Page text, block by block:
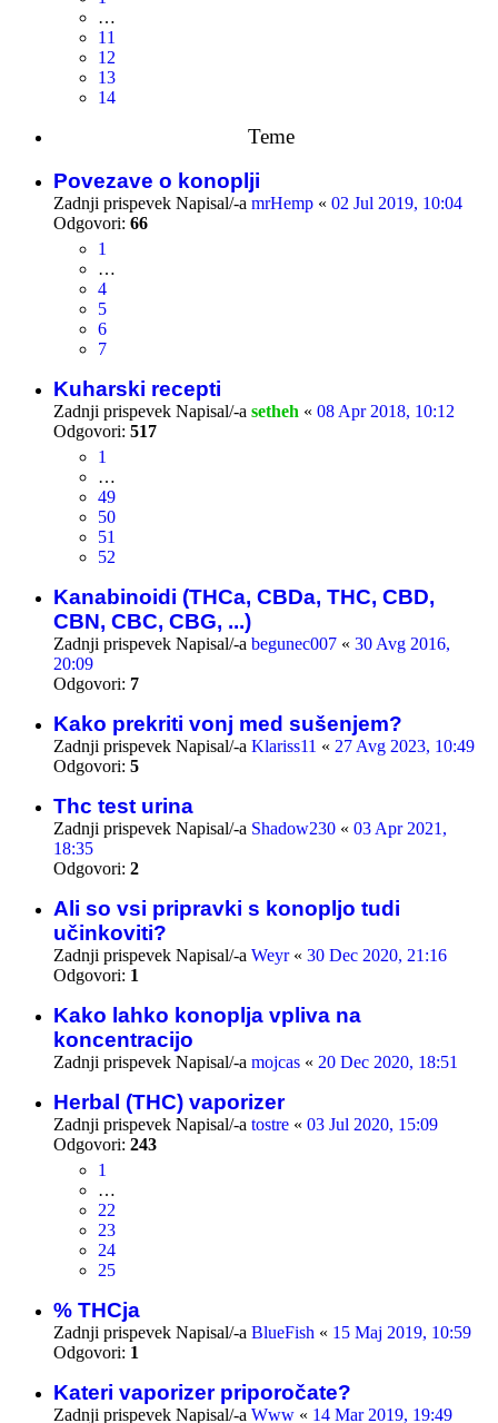
…
11
12
13
14
Teme
Povezave o konoplji
Zadnji prispevek Napisal/-a mrHemp « 02 Jul 2019, 10:04
Odgovori: 66
1
…
4
5
6
7
Kuharski recepti
Zadnji prispevek Napisal/-a setheh « 08 Apr 2018, 10:12
Odgovori: 517
1
…
49
50
51
52
Kanabinoidi (THCa, CBDa, THC, CBD,
CBN, CBC, CBG, ...)
Zadnji prispevek Napisal/-a begunec007 « 30 Avg 2016,
20:09
Odgovori: 7
Kako prekriti vonj med sušenjem?
Zadnji prispevek Napisal/-a Klariss11 « 27 Avg 2023, 10:49
Odgovori: 5
Thc test urina
Zadnji prispevek Napisal/-a Shadow230 « 03 Apr 2021,
18:35
Odgovori: 2
Ali so vsi pripravki s konopljo tudi
učinkoviti?
Zadnji prispevek Napisal/-a Weyr« 30 Dec 2020, 21:16
Odgovori: 1
Kako lahko konoplja vpliva na
koncentracijo
Zadnji prispevek Napisal/-a mojcas « 20 Dec 2020, 18:51
Herbal (THC) vaporizer
Zadnji prispevek Napisal/-a tostre « 03 Jul 2020, 15:09
Odgovori: 243
1
…
22
23
24
25
% THCja
Zadnji prispevek Napisal/-a BlueFish « 15 Maj 2019, 10:59
Odgovori: 1
Kateri vaporizer priporočate?
Zadnji prispevek Napisal/-a Www « 14 Mar 2019, 19:49